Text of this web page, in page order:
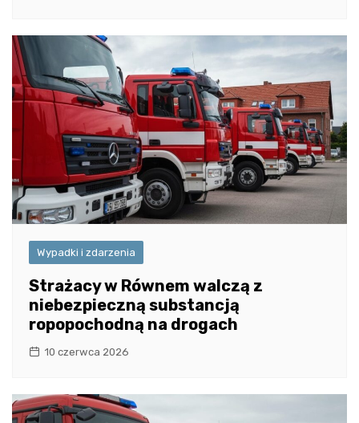
Wypadki i zdarzenia
Strażacy w Równem walczą z
niebezpieczną substancją
ropopochodną na drogach
10 czerwca 2026